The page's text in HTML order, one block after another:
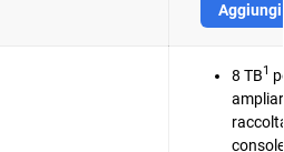
8 TB1